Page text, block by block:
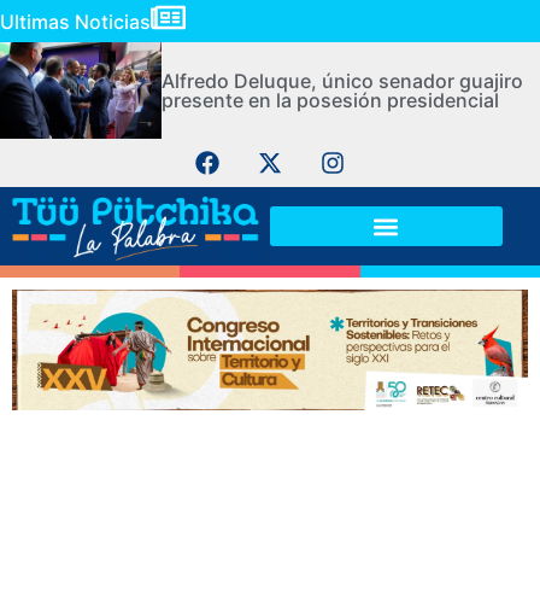
Ultimas Noticias
Alfredo Deluque, único senador guajiro
presente en la posesión presidencial